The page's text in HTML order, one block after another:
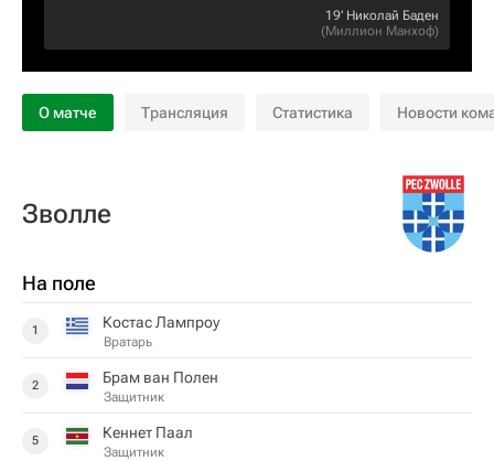
19‎’‎ Николай Баден
(Миллион Манхоф)
О матче Трансляция Статистика Новости
Зволле
На поле
1 Костас Лампроу
Вратарь
2 Брам ван Полен
Защитник
5 Кеннет Паал
Защитник